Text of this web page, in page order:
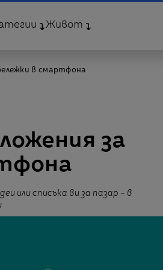
Живот
в смартфона
за
или списъка ви за пазар – в